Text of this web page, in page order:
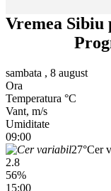
Vremea Sibiu
sambata , 8 august
Ora
Temperatura °C
Vant, m/s
Umiditate
09:00
27°Cer
2.8
56%
15:00